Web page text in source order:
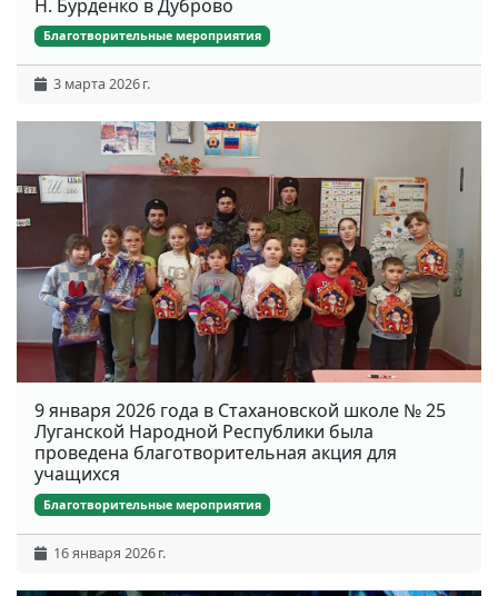
Н. Бурденко в Дуброво
Благотворительные мероприятия
3 марта 2026 г.
9 января 2026 года в Стахановской школе № 25
Луганской Народной Республики была
проведена благотворительная акция для
учащихся
Благотворительные мероприятия
16 января 2026 г.